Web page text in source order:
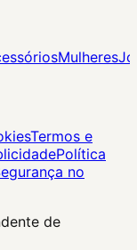
Mulheres
Termos e
Política
no
de